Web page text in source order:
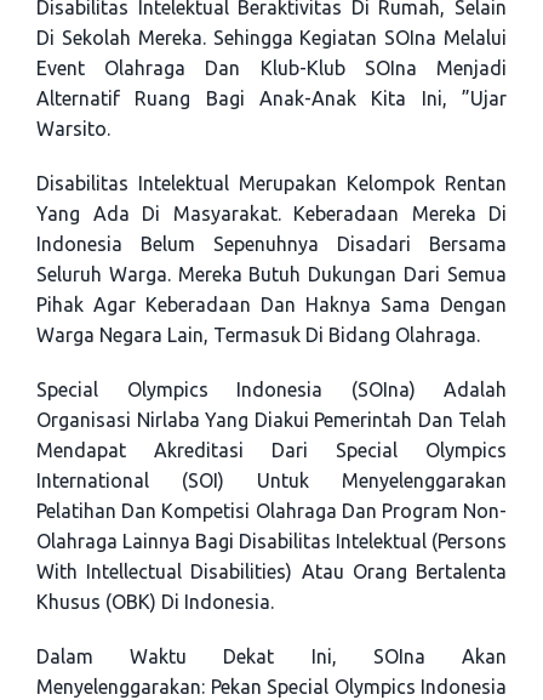
Disabilitas Intelektual Beraktivitas Di Rumah, Selain
Di Sekolah Mereka. Sehingga Kegiatan SOIna Melalui
Event Olahraga Dan Klub-Klub SOIna Menjadi
Alternatif Ruang Bagi Anak-Anak Kita Ini, ”ujar
Warsito.
Disabilitas Intelektual Merupakan Kelompok Rentan
Yang Ada Di Masyarakat. Keberadaan Mereka Di
Indonesia Belum Sepenuhnya Disadari Bersama
Seluruh Warga. Mereka Butuh Dukungan Dari Semua
Pihak Agar Keberadaan Dan Haknya Sama Dengan
Warga Negara Lain, Termasuk Di Bidang Olahraga.
Special Olympics Indonesia (SOIna) Adalah
Organisasi Nirlaba Yang Diakui Pemerintah Dan Telah
Mendapat Akreditasi Dari Special Olympics
International (SOI) Untuk Menyelenggarakan
Pelatihan Dan Kompetisi Olahraga Dan Program Non-
Olahraga Lainnya Bagi Disabilitas Intelektual (Persons
With Intellectual Disabilities) Atau Orang Bertalenta
Khusus (OBK) Di Indonesia.
Dalam Waktu Dekat Ini, SOIna Akan
Menyelenggarakan: Pekan Special Olympics Indonesia